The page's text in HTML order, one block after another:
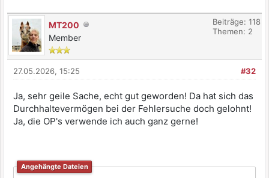
MT200
Member
Beiträge: 118
Themen: 2
#32
27.05.2026, 15:25
Ja, sehr geile Sache, echt gut geworden! Da hat sich das
Durchhaltevermögen bei der Fehlersuche doch gelohnt!
Ja, die OP's verwende ich auch ganz gerne!
Angehängte Dateien